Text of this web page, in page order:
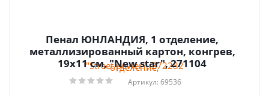
Пенал ЮНЛАНДИЯ, 1 отделение,
металлизированный картон, конгрев,
19х11 см, "New star", 271104
Артикул: 69536